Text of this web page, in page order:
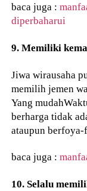
baca juga :
diperbaharui
9. Memiliki
Jiwa wirausaha
memilih jemen
Yang
berharga tidak
ataupun berfoya-
baca juga :
10. Selalu